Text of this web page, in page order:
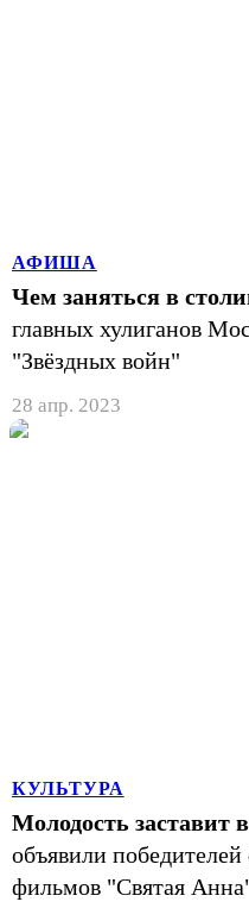
АФИША
Чем заняться в
главных хулиганов
"Звёздных войн"
28 апр. 2023
КУЛЬТУРА
Молодость заставит
объявили победителей
фильмов "Святая